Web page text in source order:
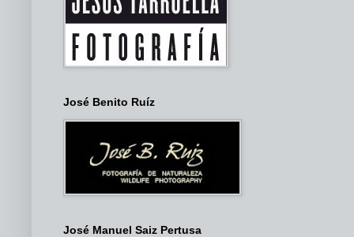
José Benito Ruíz
José Manuel Saiz Pertusa